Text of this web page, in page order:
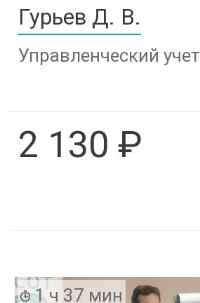
Гурьев Д. В.
Управленческий учет
2 130 ₽
1 ч 37 мин